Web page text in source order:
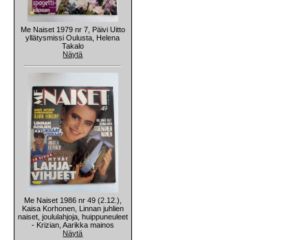
Me Naiset 1979 nr 7, Päivi Uitto
yllätysmissi Oulusta, Helena
Takalo
Näytä
Me Naiset 1986 nr 49 (2.12.),
Kaisa Korhonen, Linnan juhlien
naiset, joululahjoja, huippuneuleet
- Krizian, Aarikka mainos
Näytä